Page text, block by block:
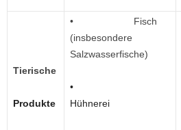
Tierische
Produkte
• Fisch
(insbesondere
Salzwasserfische)
•
Hühnerei